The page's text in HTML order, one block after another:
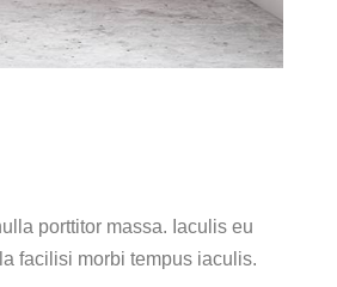
porttitor massa. Iaculis eu
facilisi morbi tempus iaculis.